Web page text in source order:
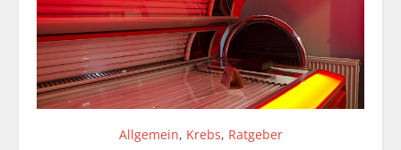
Allgemein, Krebs, Ratgeber